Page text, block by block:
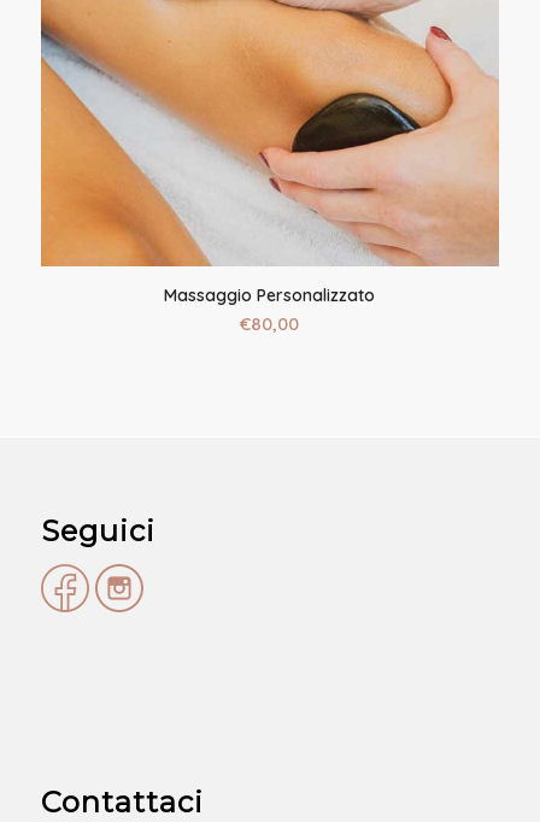
Massaggio Personalizzato
€80,00
Seguici
Contattaci